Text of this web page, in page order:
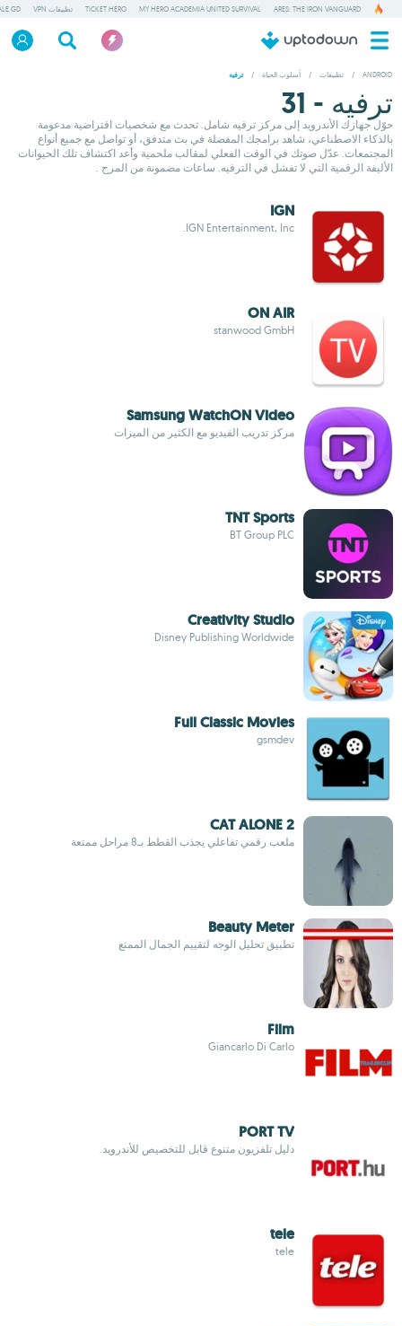
ARES: THE IRON VANGUARD
MY HERO ACADEMIA UNITED SURVIVAL
TICKET HERO تطبيقات VPN GD
ANDROID
/ تطبيقات / أسلوب الحياة / ترفيه
ترفيه - 31
حوّل جهازك الأندرويد إلى مركز ترفيه شامل. تحدث مع شخصيات افتراضية مدعومة
بالذكاء الاصطناعي، شاهد برامجك المفضلة في بث متدفق، أو تواصل مع جميع أنواع
المجتمعات. عدّل صوتك في الوقت الفعلي لمقالب ملحمية وأعد اكتشاف تلك الحيوانات
الأليفة الرقمية التي لا تفشل في الترفيه. ساعات مضمونة من المرح .
IGN
IGN Entertainment, Inc.
ON AIR
stanwood GmbH
Samsung WatchON Video
مركز تدريب الفيديو مع الكثير من الميزات
TNT Sports
BT Group PLC
Creativity Studio
Disney Publishing Worldwide
Full Classic Movies
gsmdev
CAT ALONE 2
ملعب رقمي تفاعلي يجذب القطط بـ8 مراحل ممتعة
Beauty Meter
تطبيق تحليل الوجه لتقييم الجمال الممتع
Film
Giancarlo Di Carlo
PORT TV
دليل تلفزيون متنوع قابل للتخصيص للأندرويد.
tele
tele